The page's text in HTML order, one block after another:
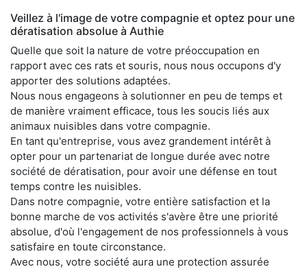
Veillez à l'image de votre compagnie et optez pour une
dératisation absolue à Authie
Quelle que soit la nature de votre préoccupation en
rapport avec ces rats et souris, nous nous occupons d'y
apporter des solutions adaptées.
Nous nous engageons à solutionner en peu de temps et
de manière vraiment efficace, tous les soucis liés aux
animaux nuisibles dans votre compagnie.
En tant qu'entreprise, vous avez grandement intérêt à
opter pour un partenariat de longue durée avec notre
société de dératisation, pour avoir une défense en tout
temps contre les nuisibles.
Dans notre compagnie, votre entière satisfaction et la
bonne marche de vos activités s'avère être une priorité
absolue, d'où l'engagement de nos professionnels à vous
satisfaire en toute circonstance.
Avec nous, votre société aura une protection assurée